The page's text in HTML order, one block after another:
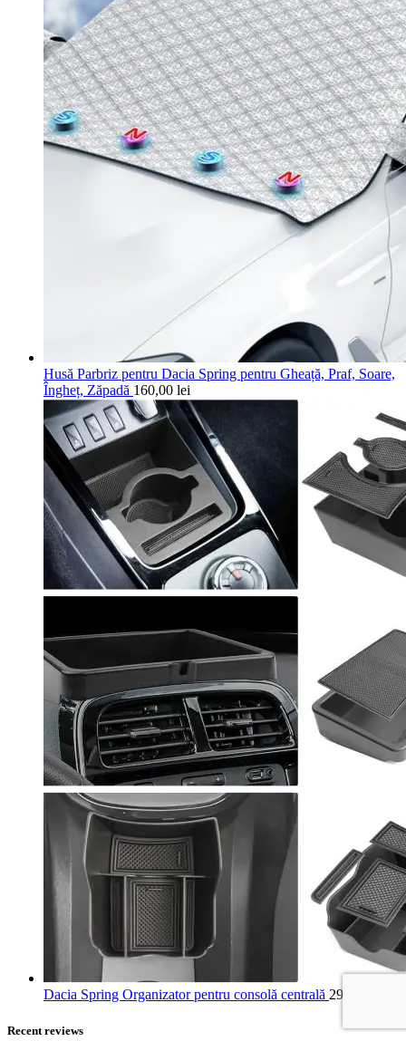
Husă Parbriz pentru Dacia Spring pentru Gheață, Praf, Soare,
Îngheț, Zăpadă 160,00 lei
Dacia Spring Organizator pentru consolă centrală 293,99
Recent reviews